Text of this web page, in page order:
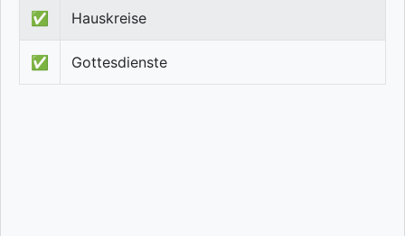
✅ Hauskreise
✅ Gottesdienste